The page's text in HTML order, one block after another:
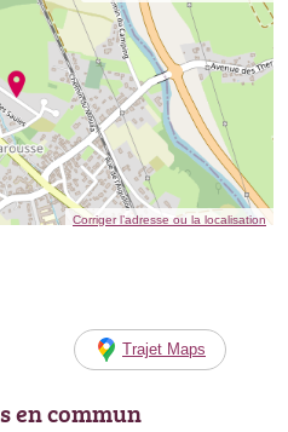
Corriger l’adresse ou la localisation
Trajet Maps
en commun